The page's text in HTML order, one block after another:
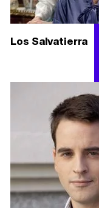
Los Salvatierra